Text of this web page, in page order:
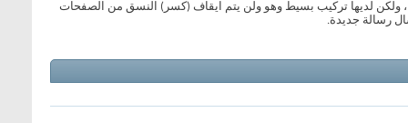
BB code عبارة عن مجموعة من الأكواد المشتقة من لغة (html) والتي تكون قد تعرفت عليها من قبل .تسمح لك باضافة تهيئة إلى رسائلك بنفس طريقة لغة HTML ، ولكن لديها تركيب بسيط وهو ولن يتم ايقاف (كسر) النسق من الصفحات